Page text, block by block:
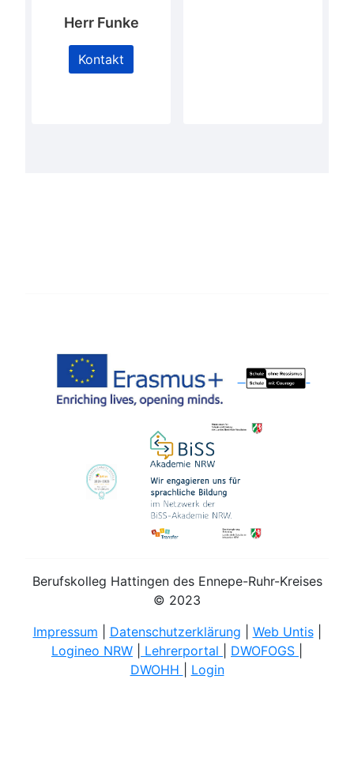
Herr Funke
Kontakt
Berufskolleg Hattingen des Ennepe-Ruhr-Kreises
© 2023
Impressum
Datenschutzerklärung Web Untis|
Logineo NRW
Lehrerportal DWOFOGS
DWOHH
Login